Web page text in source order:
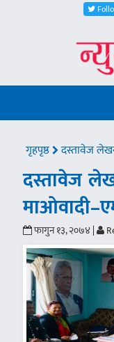
गृहपृष्ठ दस्तावेज
दस्तावेज
फागुन १३, २०७४ |